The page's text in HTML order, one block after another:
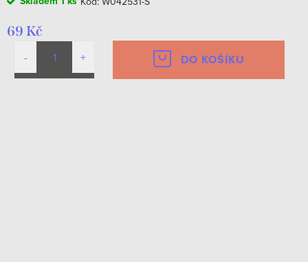
69 Kč
DO KOŠÍKU